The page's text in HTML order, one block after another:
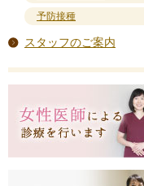
予防接種
スタッフのご案内